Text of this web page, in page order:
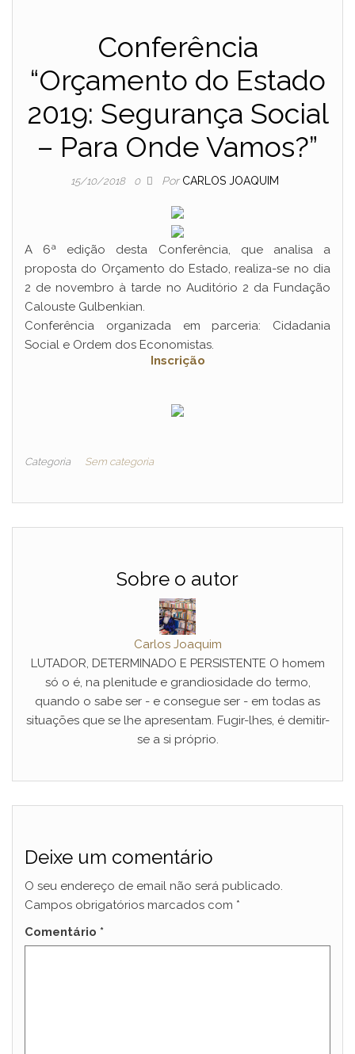
Conferência
“Orçamento do Estado
2019: Segurança Social
– Para Onde Vamos?”
15/10/2018 0 Por CARLOS JOAQUIM
A 6ª edição desta Conferência, que analisa a
proposta do Orçamento do Estado, realiza-se no dia
2 de novembro à tarde no Auditório 2 da Fundação
Calouste Gulbenkian.
Conferência organizada em parceria: Cidadania
Social e Ordem dos Economistas.
Inscrição
Categoria Sem categoria
Sobre o autor
Carlos Joaquim
LUTADOR, DETERMINADO E PERSISTENTE O homem
só o é, na plenitude e grandiosidade do termo,
quando o sabe ser - e consegue ser - em todas as
situações que se lhe apresentam. Fugir-lhes, é demitir-
se a si próprio.
Deixe um comentário
O seu endereço de email não será publicado.
Campos obrigatórios marcados com *
Comentário *